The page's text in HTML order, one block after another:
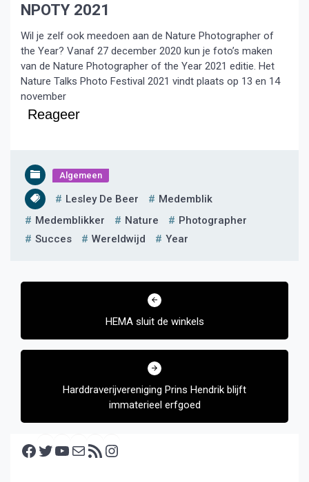
NPOTY 2021
Wil je zelf ook meedoen aan de Nature Photographer of
the Year? Vanaf 27 december 2020 kun je foto’s maken
van de Nature Photographer of the Year 2021 editie. Het
Nature Talks Photo Festival 2021 vindt plaats op 13 en 14
november
Reageer
Algemeen
Lesley De Beer
Medemblik
Medemblikker
Nature
Photographer
Succes
Wereldwijd Year
Bericht
HEMA sluit de winkels
Harddraverijvereniging Prins Hendrik blijft
immaterieel erfgoed
Facebook Twitter YouTube E-mail RSS feed